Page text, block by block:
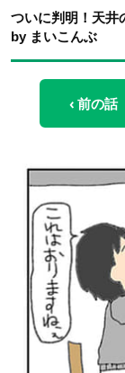
ついに判明！天井
by まいこんぶ
‹ 前の話